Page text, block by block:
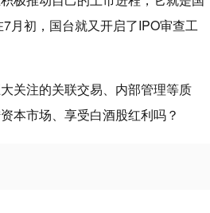
月初，国台就又开启了IPO审查工
关注的关联交易、内部管理等质
本市场、享受白酒股红利吗？